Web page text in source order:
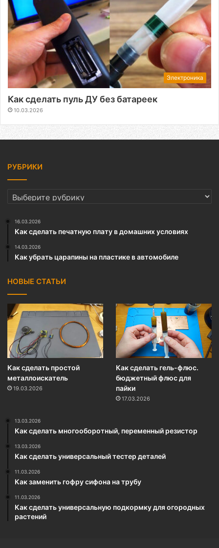
Электроника
Как сделать пуль ДУ без батареек
10.03.2026
РУБРИКИ
РУБРИКИ
16.03.2026
Как сделать печатную плату в домашних условиях
14.03.2026
Как убрать царапины на пластике в автомобиле
НОВЫЕ СТАТЬИ
Как сделать простой
металлоискатель
19.03.2026
Как сделать гель-флюс.
бюджетный флюс для
пайки
17.03.2026
13.03.2026
Как сделать многооборотный, переменный резистор
13.03.2026
Как сделать универсальный тестер деталей
11.03.2026
Как заменить гофру сифона на трубу
11.03.2026
Как сделать универсальную подкормку для огородных
растений